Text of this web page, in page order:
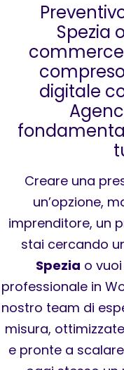
Spezia
digitale
Creare una
un’opzione,
imprenditore, un
stai cercando
Spezia o
professionale in
nostro team di
misura,
e pronte a scalare